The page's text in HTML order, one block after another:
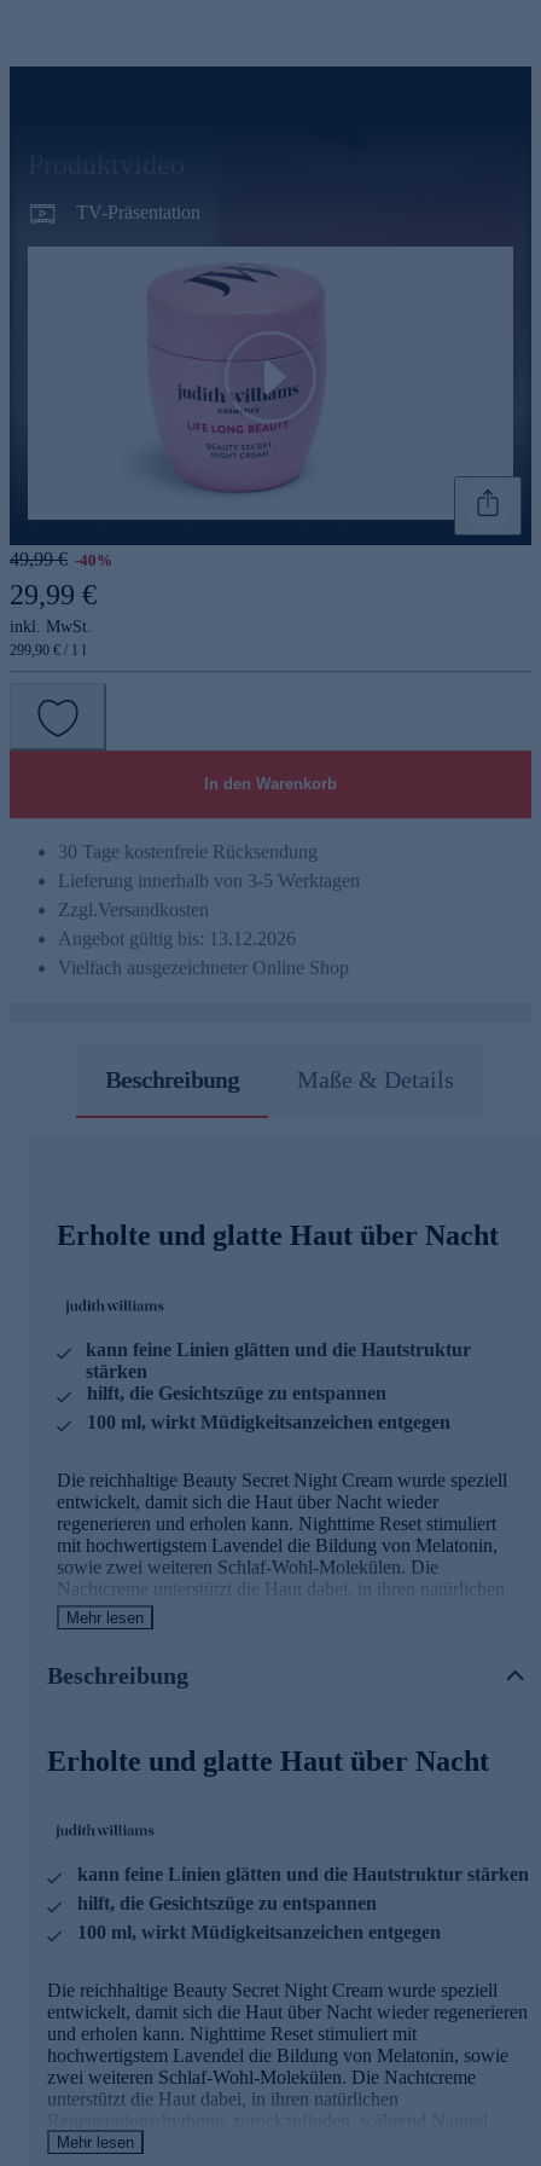
TV-Präsentation
Play
49,99 € -40%
29,99 €
inkl. MwSt.
299,90 € / 1 l
In den Warenkorb
30 Tage kostenfreie Rücksendung
Lieferung innerhalb von 3-5 Werktagen
Zzgl.Versandkosten
Angebot gültig bis: 13.12.2026
Vielfach ausgezeichneter Online Shop
Beschreibung Maße & Details
Erholte und glatte Haut über Nacht
kann feine Linien glätten und die Hautstruktur
stärken
hilft, die Gesichtszüge zu entspannen
100 ml, wirkt Müdigkeitsanzeichen entgegen
Die reichhaltige Beauty Secret Night Cream wurde speziell
entwickelt, damit sich die Haut über Nacht wieder
regenerieren und erholen kann. Nighttime Reset stimuliert
mit hochwertigstem Lavendel die Bildung von Melatonin,
sowie zwei weiteren Schlaf-Wohl-Molekülen. Die
Nachtcreme unterstützt die Haut dabei, in ihren natürlichen
Regenerationsrhythmus zurückzufinden, während Natural
Youth Proteins die Produktion von Kollagen und Fibrillin
Hautregeneration, fördert die Elastizität und Spannkraft und
Die Hauptinhaltsstoffe der Nachtcreme
Provence
Fördert die Hauterneuerung und -regeneration über
Nacht
Wirkt entspannend auf die Gesichtszüge
Kann feine Linien glätten und helfen die Hautstruktur zu
Fördert die Hautvitalität und wirkt Müdigkeitsanzeichen
entgegen
Natural Youth Proteins:
Fördert definierte und gestraffte Gesichtskonturen
Kann feine Linien und Fältchen mildern
Wirkt glättend und festigend
Mehr lesen
Beschreibung
Erholte und glatte Haut über Nacht
kann feine Linien glätten und die Hautstruktur stärken
hilft, die Gesichtszüge zu entspannen
100 ml, wirkt Müdigkeitsanzeichen entgegen
Die reichhaltige Beauty Secret Night Cream wurde speziell
entwickelt, damit sich die Haut über Nacht wieder regenerieren
und erholen kann. Nighttime Reset stimuliert mit
hochwertigstem Lavendel die Bildung von Melatonin, sowie
zwei weiteren Schlaf-Wohl-Molekülen. Die Nachtcreme
unterstützt die Haut dabei, in ihren natürlichen
Regenerationsrhythmus zurückzufinden, während Natural
Youth Proteins die Produktion von Kollagen und Fibrillin
Mehr lesen